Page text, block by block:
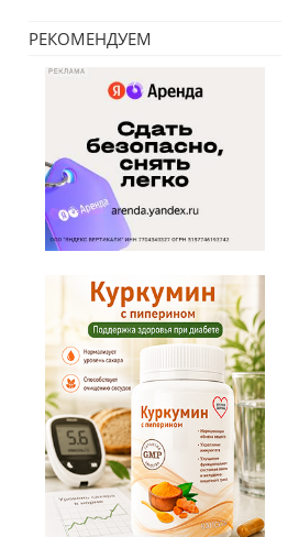
РЕКОМЕНДУЕМ